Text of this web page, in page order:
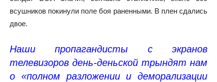
всушников покинули поле боя раненными. В плен сдались
двое.
Наши пропагандисты с экранов
телевизоров день-деньской трындят нам
о «полном разложении и деморализации